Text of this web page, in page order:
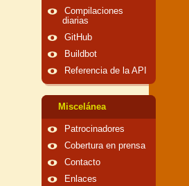
Compilaciones
diarias
GitHub
Buildbot
Referencia de la API
Miscelánea
Patrocinadores
Cobertura en prensa
Contacto
Enlaces